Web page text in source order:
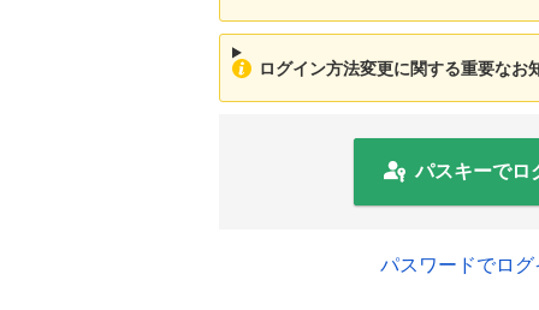
ログイン方法変更に関する重要なお
パスキーでロ
パスワードでログ